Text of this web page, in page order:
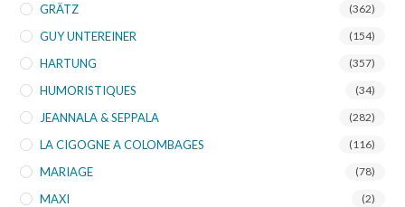
GRÄTZ (362)
GUY UNTEREINER (154)
HARTUNG (357)
HUMORISTIQUES (34)
JEANNALA & SEPPALA (282)
LA CIGOGNE A COLOMBAGES (116)
MARIAGE (78)
MAXI (2)